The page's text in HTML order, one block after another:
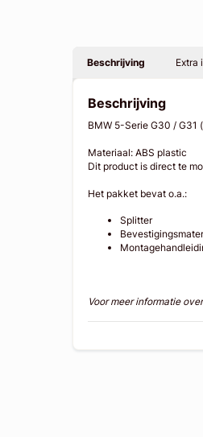
Beschrijving Extra
Beschrijving
BMW 5-Serie G30 / G31
Materiaal: ABS plastic
Dit product is direct te
Het pakket bevat o.a.:
Splitter
Voor meer informatie